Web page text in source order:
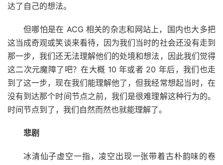
达了自己的想法。
但哪怕是在 ACG 相关的杂志和网站上，国内也大多把
这当成奇观或笑谈来看待，因为我们当时的社会还没有走到
那一步，我们还无法理解他们的处境和想法，因此我们觉得
这二次元魔障了吧？在大概 10 年或者 20 年后，我们也走
到了这一步，现在我们能理解他了，但我经常想起当时，在
没有到达那个时间节点之前，我们是很难理解这种行为的。
时间节点到了，我们自然而然也就能理解了。
悲剧
冰清仙子虚空一指，凌空出现一张带着古朴韵味的卷